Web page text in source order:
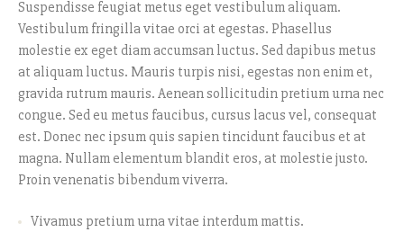
Suspendisse feugiat metus eget vestibulum aliquam.
Vestibulum fringilla vitae orci at egestas. Phasellus
molestie ex eget diam accumsan luctus. Sed dapibus metus
at aliquam luctus. Mauris turpis nisi, egestas non enim et,
gravida rutrum mauris. Aenean sollicitudin pretium urna nec
congue. Sed eu metus faucibus, cursus lacus vel, consequat
est. Donec nec ipsum quis sapien tincidunt faucibus et at
magna. Nullam elementum blandit eros, at molestie justo.
Proin venenatis bibendum viverra.
Vivamus pretium urna vitae interdum mattis.